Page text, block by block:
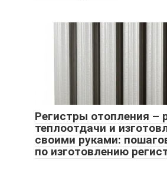
Регистры отопления –
теплоотдачи и
своими руками:
по изготовлению